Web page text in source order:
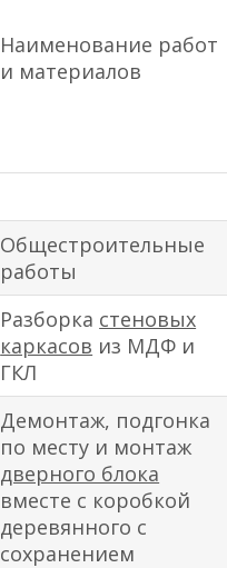
Наименование работ
и материалов
Общестроительные
работы
Разборка стеновых
каркасов из МДФ и
ГКЛ
Демонтаж, подгонка
по месту и монтаж
дверного блока
вместе с коробкой
деревянного с
сохранением